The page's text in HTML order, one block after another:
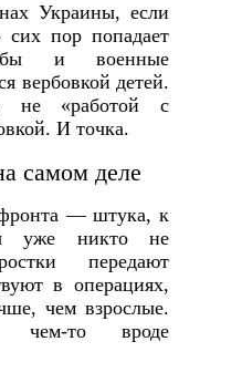
Украины, если
сих пор попадает
и военные
вербовкой детей.
не «работой с
И точка.
самом деле
— штука, к
уже никто не
передают
в операциях,
чем взрослые.
чем-то вроде